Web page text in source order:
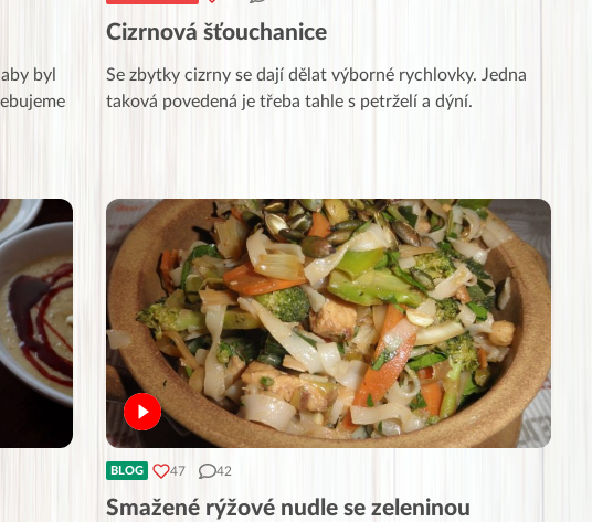
byl
Cizrnová šťouchanice
Se zbytky cizrny se dají dělat výborné rychlovky. Jedna
taková povedená je třeba tahle s petrželí a dýní.
BLOG 47 42
Smažené rýžové nudle se zeleninou